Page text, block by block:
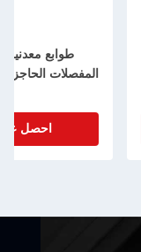
طوابع
المفصلات الحاجز
احصل